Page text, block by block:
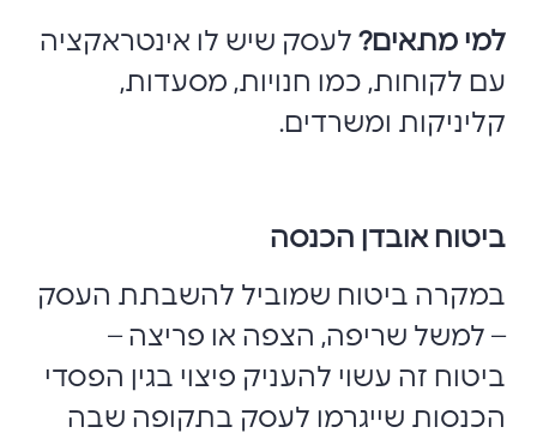
למי מתאים? לעסק שיש לו אינטראקציה
עם לקוחות, כמו חנויות, מסעדות,
קליניקות ומשרדים.
ביטוח אובדן הכנסה
במקרה ביטוח שמוביל להשבתת העסק
– למשל שריפה, הצפה או פריצה –
ביטוח זה עשוי להעניק פיצוי בגין הפסדי
הכנסות שייגרמו לעסק בתקופה שבה